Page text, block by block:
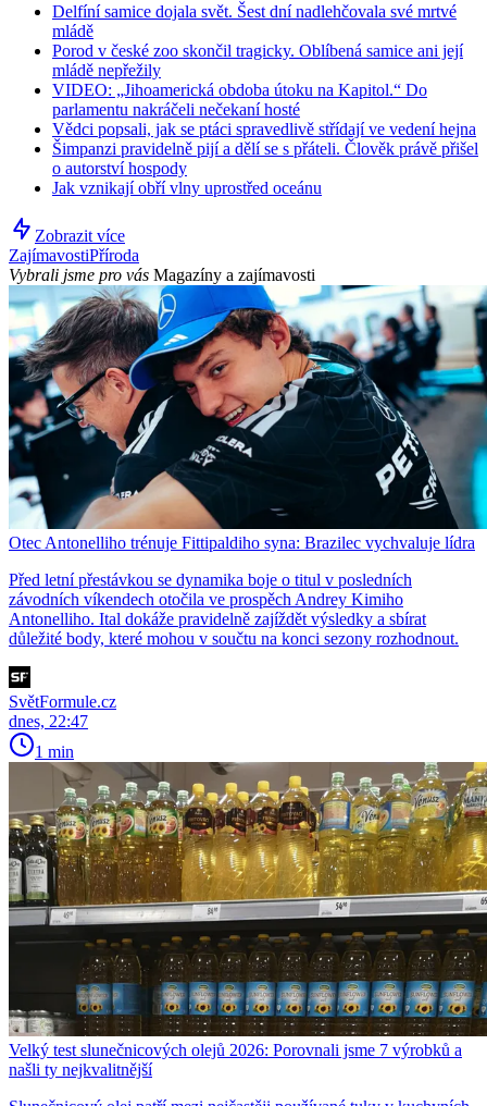
Delfíní samice dojala svět. Šest dní nadlehčovala své mrtvé
mládě
Porod v české zoo skončil tragicky. Oblíbená samice ani její
mládě nepřežily
VIDEO: „Jihoamerická obdoba útoku na Kapitol.“ Do
parlamentu nakráčeli nečekaní hosté
Vědci popsali, jak se ptáci spravedlivě střídají ve vedení hejna
Šimpanzi pravidelně pijí a dělí se s přáteli. Člověk právě přišel
o autorství hospody
Jak vznikají obří vlny uprostřed oceánu
Zobrazit více
ZajímavostiPříroda
Vybrali jsme pro vás Magazíny a zajímavosti
Otec Antonelliho trénuje Fittipaldiho syna: Brazilec vychvaluje lídra
Před letní přestávkou se dynamika boje o titul v posledních
závodních víkendech otočila ve prospěch Andrey Kimiho
Antonelliho. Ital dokáže pravidelně zajíždět výsledky a sbírat
důležité body, které mohou v součtu na konci sezony rozhodnout.
SvětFormule.cz
dnes, 22:47
1 min
Velký test slunečnicových olejů 2026: Porovnali jsme 7 výrobků a
našli ty nejkvalitnější